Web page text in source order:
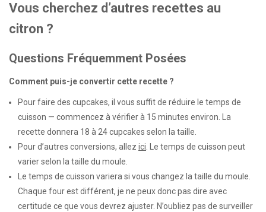
Vous cherchez d’autres recettes au
citron ?
Questions Fréquemment Posées
Comment puis-je convertir cette recette ?
Pour faire des cupcakes, il vous suffit de réduire le temps de
cuisson — commencez à vérifier à 15 minutes environ. La
recette donnera 18 à 24 cupcakes selon la taille.
Pour d’autres conversions, allez ici. Le temps de cuisson peut
varier selon la taille du moule.
Le temps de cuisson variera si vous changez la taille du moule.
Chaque four est différent, je ne peux donc pas dire avec
certitude ce que vous devrez ajuster. N’oubliez pas de surveiller